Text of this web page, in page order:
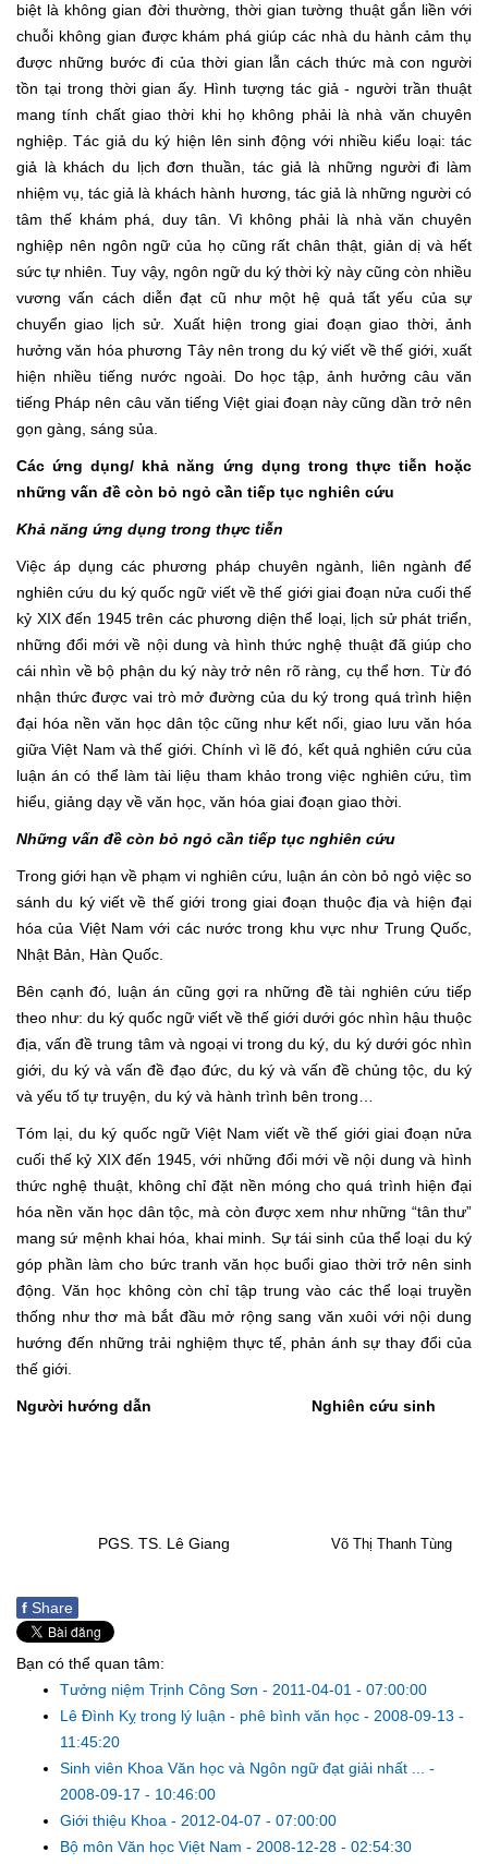
biệt là không gian đời thường, thời gian tường thuật gắn liền với
chuỗi không gian được khám phá giúp các nhà du hành cảm thụ
được những bước đi của thời gian lẫn cách thức mà con người
tồn tại trong thời gian ấy. Hình tượng tác giả - người trần thuật
mang tính chất giao thời khi họ không phải là nhà văn chuyên
nghiệp. Tác giả du ký hiện lên sinh động với nhiều kiểu loại: tác
giả là khách du lịch đơn thuần, tác giả là những người đi làm
nhiệm vụ, tác giả là khách hành hương, tác giả là những người có
tâm thế khám phá, duy tân. Vì không phải là nhà văn chuyên
nghiệp nên ngôn ngữ của họ cũng rất chân thật, giản dị và hết
sức tự nhiên. Tuy vậy, ngôn ngữ du ký thời kỳ này cũng còn nhiều
vương vấn cách diễn đạt cũ như một hệ quả tất yếu của sự
chuyển giao lịch sử. Xuất hiện trong giai đoạn giao thời, ảnh
hưởng văn hóa phương Tây nên trong du ký viết về thế giới, xuất
hiện nhiều tiếng nước ngoài. Do học tập, ảnh hưởng câu văn
tiếng Pháp nên câu văn tiếng Việt giai đoạn này cũng dần trở nên
gọn gàng, sáng sủa.
Các ứng dụng/ khả năng ứng dụng trong thực tiễn hoặc
những vấn đề còn bỏ ngỏ cần tiếp tục nghiên cứu
Khả năng ứng dụng trong thực tiễn
Việc áp dụng các phương pháp chuyên ngành, liên ngành để
nghiên cứu du ký quốc ngữ viết về thế giới giai đoạn nửa cuối thế
kỷ XIX đến 1945 trên các phương diện thể loại, lịch sử phát triển,
những đổi mới về nội dung và hình thức nghệ thuật đã giúp cho
cái nhìn về bộ phận du ký này trở nên rõ ràng, cụ thể hơn. Từ đó
nhận thức được vai trò mở đường của du ký trong quá trình hiện
đại hóa nền văn học dân tộc cũng như kết nối, giao lưu văn hóa
giữa Việt Nam và thế giới. Chính vì lẽ đó, kết quả nghiên cứu của
luận án có thể làm tài liệu tham khảo trong việc nghiên cứu, tìm
hiểu, giảng dạy về văn học, văn hóa giai đoạn giao thời.
Những vấn đề còn bỏ ngỏ cần tiếp tục nghiên cứu
Trong giới hạn về phạm vi nghiên cứu, luận án còn bỏ ngỏ việc so
sánh du ký viết về thế giới trong giai đoạn thuộc địa và hiện đại
hóa của Việt Nam với các nước trong khu vực như Trung Quốc,
Nhật Bản, Hàn Quốc.
Bên cạnh đó, luận án cũng gợi ra những đề tài nghiên cứu tiếp
theo như: du ký quốc ngữ viết về thế giới dưới góc nhìn hậu thuộc
địa, vấn đề trung tâm và ngoại vi trong du ký, du ký dưới góc nhìn
giới, du ký và vấn đề đạo đức, du ký và vấn đề chủng tộc, du ký
và yếu tố tự truyện, du ký và hành trình bên trong…
Tóm lại, du ký quốc ngữ Việt Nam viết về thế giới giai đoạn nửa
cuối thế kỷ XIX đến 1945, với những đổi mới về nội dung và hình
thức nghệ thuật, không chỉ đặt nền móng cho quá trình hiện đại
hóa nền văn học dân tộc, mà còn được xem như những “tân thư”
mang sứ mệnh khai hóa, khai minh. Sự tái sinh của thể loại du ký
góp phần làm cho bức tranh văn học buổi giao thời trở nên sinh
động. Văn học không còn chỉ tập trung vào các thể loại truyền
thống như thơ mà bắt đầu mở rộng sang văn xuôi với nội dung
hướng đến những trải nghiệm thực tế, phản ánh sự thay đổi của
thế giới.
Người hướng dẫn Nghiên cứu sinh
PGS. TS. Lê Giang Võ Thị Thanh Tùng
f Share
Bạn có thể quan tâm:
Tưởng niệm Trịnh Công Sơn - 2011-04-01 - 07:00:00
Lê Đình Kỵ trong lý luận - phê bình văn học - 2008-09-13 -
11:45:20
Sinh viên Khoa Văn học và Ngôn ngữ đạt giải nhất ... -
2008-09-17 - 10:46:00
Giới thiệu Khoa - 2012-04-07 - 07:00:00
Bộ môn Văn học Việt Nam - 2008-12-28 - 02:54:30